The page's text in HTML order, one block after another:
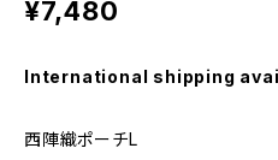
¥7,480
International shipping
西陣織ポーチL